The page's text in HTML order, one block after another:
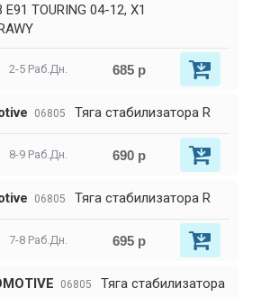
TOURING 04-12, X1
2-5 Раб.Дн. 685 р
06805 Тяга стабилизатора R
8-9 Раб.Дн. 690 р
06805 Тяга стабилизатора R
7-8 Раб.Дн. 695 р
06805 Тяга стабилизатора